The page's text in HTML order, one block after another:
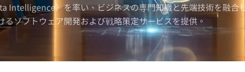
Intelligence）を率い、ビジネスの専門知識と先端技術を融合
るソフトウェア開発および戦略策定サービスを提供。